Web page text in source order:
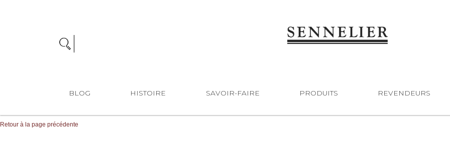
BLOG HISTOIRE SAVOIR-FAIRE PRODUITS REVENDEURS
Retour à la page précédente